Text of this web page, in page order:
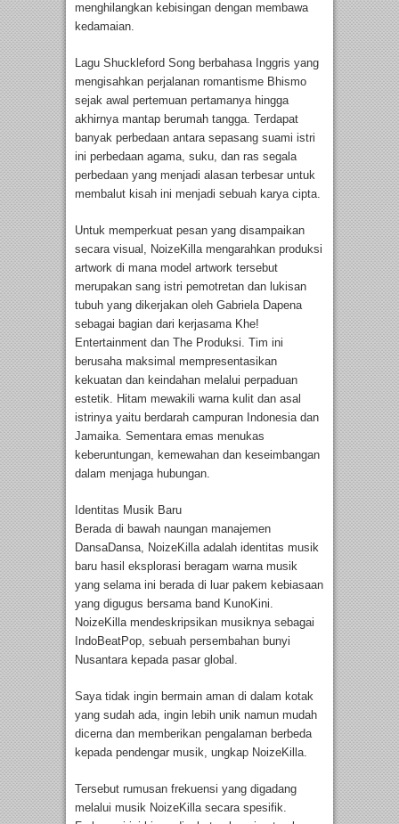
menghilangkan kebisingan dengan membawa
kedamaian.
Lagu Shuckleford Song berbahasa Inggris yang
mengisahkan perjalanan romantisme Bhismo
sejak awal pertemuan pertamanya hingga
akhirnya mantap berumah tangga. Terdapat
banyak perbedaan antara sepasang suami istri
ini perbedaan agama, suku, dan ras segala
perbedaan yang menjadi alasan terbesar untuk
membalut kisah ini menjadi sebuah karya cipta.
Untuk memperkuat pesan yang disampaikan
secara visual, NoizeKilla mengarahkan produksi
artwork di mana model artwork tersebut
merupakan sang istri pemotretan dan lukisan
tubuh yang dikerjakan oleh Gabriela Dapena
sebagai bagian dari kerjasama Khe!
Entertainment dan The Produksi. Tim ini
berusaha maksimal mempresentasikan
kekuatan dan keindahan melalui perpaduan
estetik. Hitam mewakili warna kulit dan asal
istrinya yaitu berdarah campuran Indonesia dan
Jamaika. Sementara emas menukas
keberuntungan, kemewahan dan keseimbangan
dalam menjaga hubungan.
Identitas Musik Baru
Berada di bawah naungan manajemen
DansaDansa, NoizeKilla adalah identitas musik
baru hasil eksplorasi beragam warna musik
yang selama ini berada di luar pakem kebiasaan
yang digugus bersama band KunoKini.
NoizeKilla mendeskripsikan musiknya sebagai
IndoBeatPop, sebuah persembahan bunyi
Nusantara kepada pasar global.
Saya tidak ingin bermain aman di dalam kotak
yang sudah ada, ingin lebih unik namun mudah
dicerna dan memberikan pengalaman berbeda
kepada pendengar musik, ungkap NoizeKilla.
Tersebut rumusan frekuensi yang digadang
melalui musik NoizeKilla secara spesifik.